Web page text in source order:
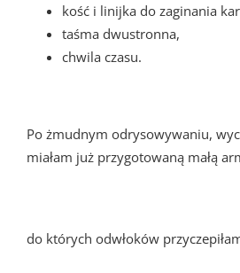
kość i linijka do zaginania
taśma dwustronna,
chwila czasu.
Po żmudnym odrysowywaniu,
miałam już przygotowaną małą
do których odwłoków